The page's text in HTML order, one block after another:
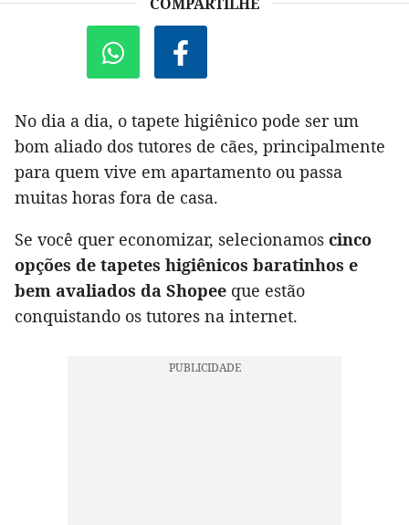
No dia a dia, o tapete higiênico pode ser um
bom aliado dos tutores de cães, principalmente
para quem vive em apartamento ou passa
muitas horas fora de casa.
Se você quer economizar, selecionamos cinco
opções de tapetes higiênicos baratinhos e
bem avaliados da Shopee que estão
conquistando os tutores na internet.